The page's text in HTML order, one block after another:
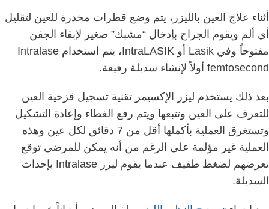
أثناء علاج العين بالليزر، يتم وضع قطرات مخدرة للعين لتقليل
أي ألم ويقوم الجراح بإدخال “مشبك” صغير لإبقاء الجفن
مفتوحاً وفي Lasik أو IntraLASIK، يتم استخدام Intralase
femtosecond أولاً لإنشاء سديلة رفيعة.
بعد ذلك يستخدم ليزر الإكسيمر تقنية تسجيل قزحية العين
للتعرف على العين وتتبعها ويتم رفع الغطاء وإعادة التشكيل
وتستغرق العملية بأكملها أقل من 7 دقائق لكل عين وهذه
العملية غير مؤلمة على الرغم من أنه يمكن للمرضى توقع
تعرضهم لضغط طفيف عندما يقوم ليزر Intralase بإحداث
السديلة.